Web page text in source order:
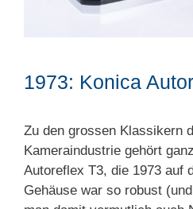
1973: Konica
Zu den grossen Klassikern
Kameraindustrie gehört
Autoreflex T3, die 1973 auf
Gehäuse war so robust